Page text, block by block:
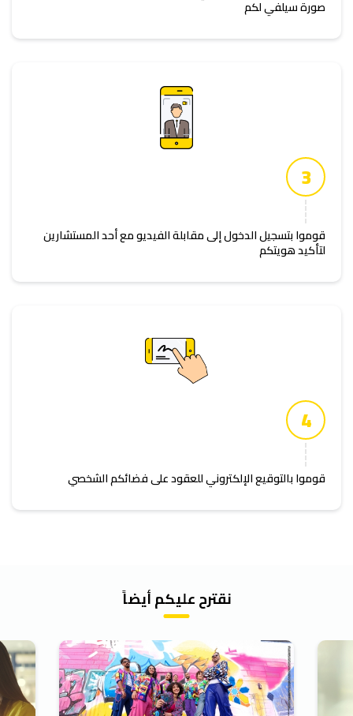
صورة سيلفي لكم
3
قوموا بتسجيل الدخول إلى مقابلة الفيديو مع أحد المستشارين
لتأكيد هويتكم
4
قوموا بالتوقيع الإلكتروني للعقود على فضائكم الشخصي
نقترح عليكم أيضاً